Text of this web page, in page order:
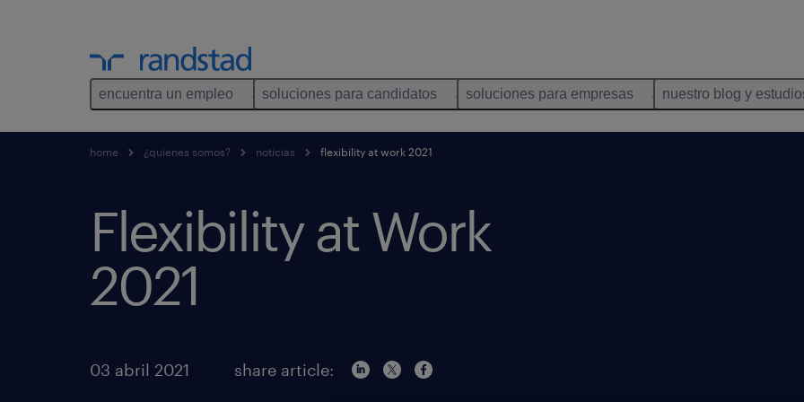
encuentra un empleo soluciones para candidatos soluciones para empresas nuestro blog y
home ¿quienes somos? noticias flexibility at work 2021
Flexibility at Work
2021
03 abril 2021 share article: